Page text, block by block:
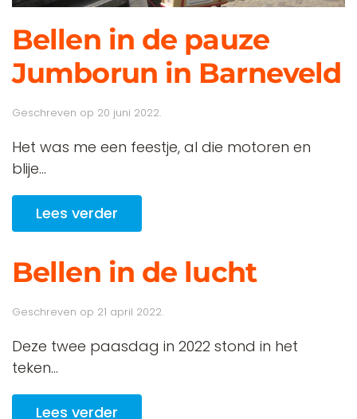
Bellen in de pauze
Jumborun in Barneveld
Geschreven op 20 juni 2022.
Het was me een feestje, al die motoren en
blije...
Lees verder
Bellen in de lucht
Geschreven op 21 april 2022.
Deze twee paasdag in 2022 stond in het
teken...
Lees verder